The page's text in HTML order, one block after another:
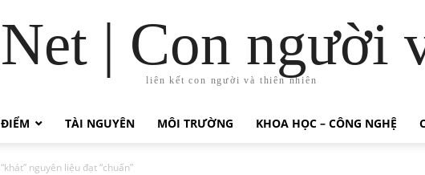
| Con người
liên kết con người và thiên nhiên
TÀI NGUYÊN MÔI TRƯỜNG KHOA HỌC – CÔNG NGHỆ
nguyên liệu đạt “chuẩn”